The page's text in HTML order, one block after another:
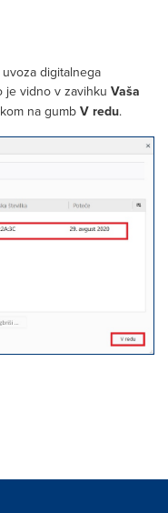
digitalnega
je vidno v zavihku Vaša
na gumb V redu.